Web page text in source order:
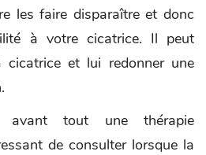
les faire disparaître et donc
à votre cicatrice. Il peut
cicatrice et lui redonner une
avant tout une thérapie
de consulter lorsque la